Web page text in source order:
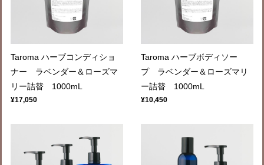
Taroma ハーブコンディショ
ナー ラベンダー＆ローズマ
リー詰替 1000mL
¥17,050
Taroma ハーブボディソー
プ ラベンダー＆ローズマリ
ー詰替 1000mL
¥10,450